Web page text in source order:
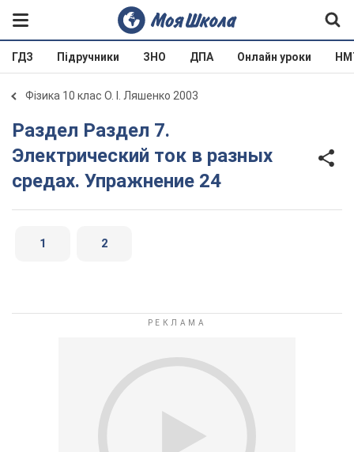
ГДЗ Підручники ЗНО ДПА Онлайн уроки
Фізика 10 клас О. І. Ляшенко 2003
Раздел Раздел 7.
Электрический ток в разных
средах. Упражнение 24
1 2